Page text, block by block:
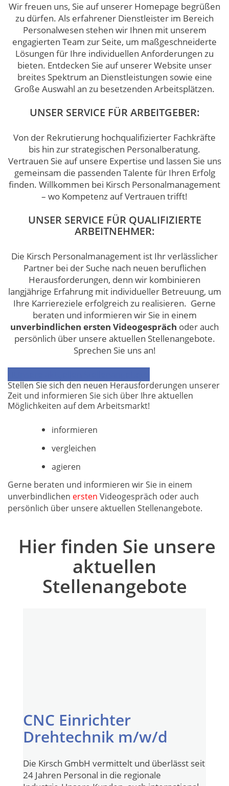
Wir freuen uns, Sie auf unserer Homepage begrüßen
zu dürfen. Als erfahrener Dienstleister im Bereich
Personalwesen stehen wir Ihnen mit unserem
engagierten Team zur Seite, um maßgeschneiderte
Lösungen für Ihre individuellen Anforderungen zu
bieten. Entdecken Sie auf unserer Website unser
breites Spektrum an Dienstleistungen sowie eine
Große Auswahl an zu besetzenden Arbeitsplätzen.
UNSER SERVICE FÜR ARBEITGEBER:
Von der Rekrutierung hochqualifizierter Fachkräfte
bis hin zur strategischen Personalberatung.
Vertrauen Sie auf unsere Expertise und lassen Sie uns
gemeinsam die passenden Talente für Ihren Erfolg
finden. Willkommen bei Kirsch Personalmanagement
– wo Kompetenz auf Vertrauen trifft!
UNSER SERVICE FÜR QUALIFIZIERTE
ARBEITNEHMER:
Die Kirsch Personalmanagement ist Ihr verlässlicher
Partner bei der Suche nach neuen beruflichen
Herausforderungen, denn wir kombinieren
langjährige Erfahrung mit individueller Betreuung, um
Ihre Karriereziele erfolgreich zu realisieren. Gerne
beraten und informieren wir Sie in einem
unverbindlichen ersten Videogespräch oder auch
persönlich über unsere aktuellen Stellenangebote.
Sprechen Sie uns an!
Stellen Sie sich den neuen Herausforderungen unserer
Zeit und informieren Sie sich über Ihre aktuellen
Möglichkeiten auf dem Arbeitsmarkt!
informieren
vergleichen
agieren
Gerne beraten und informieren wir Sie in einem
unverbindlichen ersten Videogespräch oder auch
persönlich über unsere aktuellen Stellenangebote.
Hier finden Sie unsere
aktuellen
Stellenangebote
CNC Einrichter
Drehtechnik m/w/d
Die Kirsch GmbH vermittelt und überlässt seit
24 Jahren Personal in die regionale